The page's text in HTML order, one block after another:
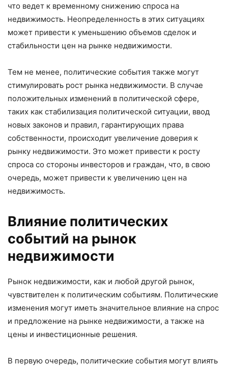
что ведет к временному снижению спроса на
недвижимость. Неопределенность в этих ситуациях
может привести к уменьшению объемов сделок и
стабильности цен на рынке недвижимости.
Тем не менее, политические события также могут
стимулировать рост рынка недвижимости. В случае
положительных изменений в политической сфере,
таких как стабилизация политической ситуации, ввод
новых законов и правил, гарантирующих права
собственности, происходит увеличение доверия к
рынку недвижимости. Это может привести к росту
спроса со стороны инвесторов и граждан, что, в свою
очередь, может привести к увеличению цен на
недвижимость.
Влияние политических
событий на рынок
недвижимости
Рынок недвижимости, как и любой другой рынок,
чувствителен к политическим событиям. Политические
изменения могут иметь значительное влияние на спрос
и предложение на рынке недвижимости, а также на
цены и инвестиционные решения.
В первую очередь, политические события могут влиять